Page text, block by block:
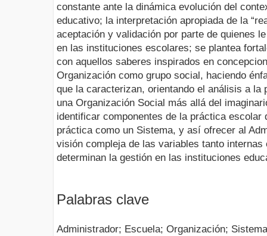
constante ante la dinámica evolución del
educativo; la interpretación apropiada de la
aceptación y validación por parte de quienes
en las instituciones escolares; se plantea
con aquellos saberes inspirados en
Organización como grupo social, haciendo
que la caracterizan, orientando el análisis a la
una Organización Social más allá del
identificar componentes de la práctica escolar
práctica como un Sistema, y así ofrecer al
visión compleja de las variables tanto
determinan la gestión en las instituciones
Palabras clave
Administrador; Escuela; Organización;